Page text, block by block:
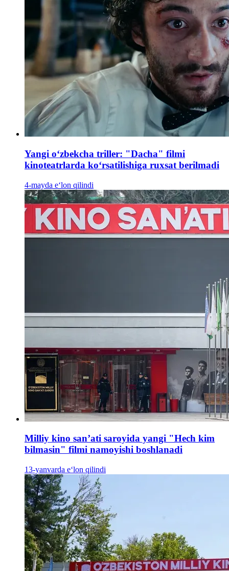
Yangi oʻzbekcha triller: "Dacha" filmi
kinoteatrlarda koʻrsatilishiga ruxsat berilmadi
4-mayda e‘lon qilindi
Milliy kino san’ati saroyida yangi "Hech kim
bilmasin" filmi namoyishi boshlanadi
13-yanvarda e‘lon qilindi